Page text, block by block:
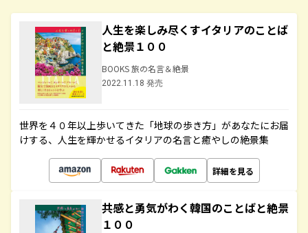
人生を楽しみ尽くすイタリアのことば
と絶景１００
BOOKS 旅の名言＆絶景
2022.11.18 発売
世界を４０年以上歩いてきた「地球の歩き方」があなたにお届
けする、人生を輝かせるイタリアの名言と癒やしの絶景集
詳細を見る
共感と勇気がわく韓国のことばと絶景
１００